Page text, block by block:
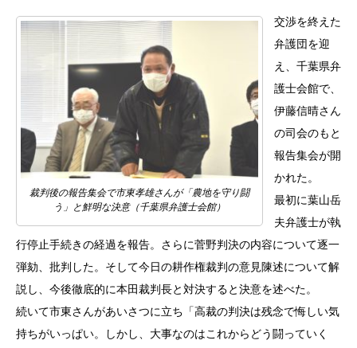
裁判後の報告集会で市東孝雄さんが「農地を守り闘
う」と鮮明な決意（千葉県弁護士会館）
交渉を終えた
弁護団を迎
え、千葉県弁
護士会館で、
伊藤信晴さん
の司会のもと
報告集会が開
かれた。
最初に葉山岳
夫弁護士が執
行停止手続きの経過を報告。さらに菅野判決の内容について逐一
弾劾、批判した。そして今日の耕作権裁判の意見陳述について解
説し、今後徹底的に本田裁判長と対決すると決意を述べた。
続いて市東さんがあいさつに立ち「高裁の判決は残念で悔しい気
持ちがいっぱい。しかし、大事なのはこれからどう闘っていく